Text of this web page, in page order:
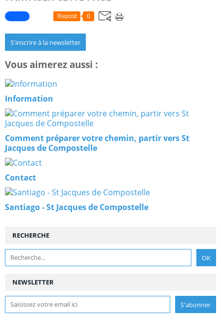
Repost 0
S'inscrire à la newsletter
Vous aimerez aussi :
Information
Comment préparer votre chemin, partir vers St
Jacques de Compostelle
Contact
Santiago - St Jacques de Compostelle
NEWSLETTER
RECHERCHE